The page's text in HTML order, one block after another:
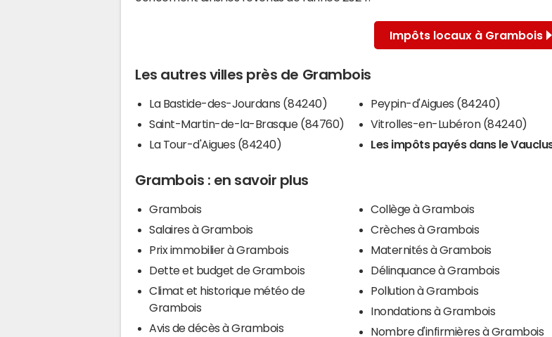
Impôts locaux à Grambois
Les autres villes près de Grambois
La Bastide-des-Jourdans (84240)
Saint-Martin-de-la-Brasque (84760)
La Tour-d'Aigues (84240)
Peypin-d'Aigues (84240)
Vitrolles-en-Lubéron (84240)
Les impôts payés dans le
Grambois : en savoir plus
Grambois
Salaires à Grambois
Prix immobilier à Grambois
Dette et budget de Grambois
Climat et historique météo de
Grambois
Avis de décès à Grambois
Collège à Grambois
Crèches à Grambois
Maternités à Grambois
Délinquance à Grambois
Pollution à Grambois
Inondations à Grambois
Nombre d'infirmières à Grambois